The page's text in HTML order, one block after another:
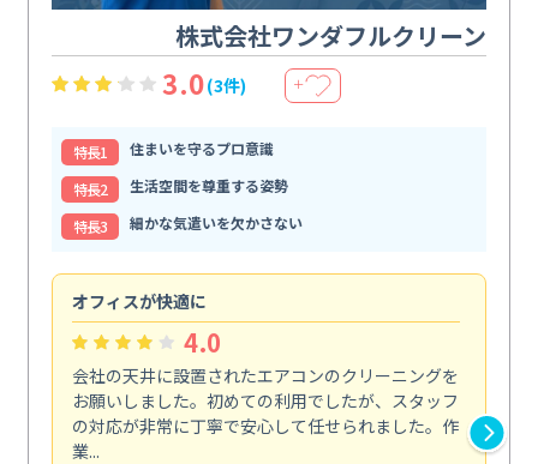
株式会社ワンダフルクリーン
3.0(3件) ＋
特⻑1
住まいを守るプロ意識
特⻑2
生活空間を尊重する姿勢
特⻑3
細かな気遣いを欠かさない
オフィスが快適に
4.0
会社の天井に設置されたエアコンのクリーニングを
お願いしました。初めての利用でしたが、スタッフ
の対応が非常に丁寧で安心して任せられました。作
業...